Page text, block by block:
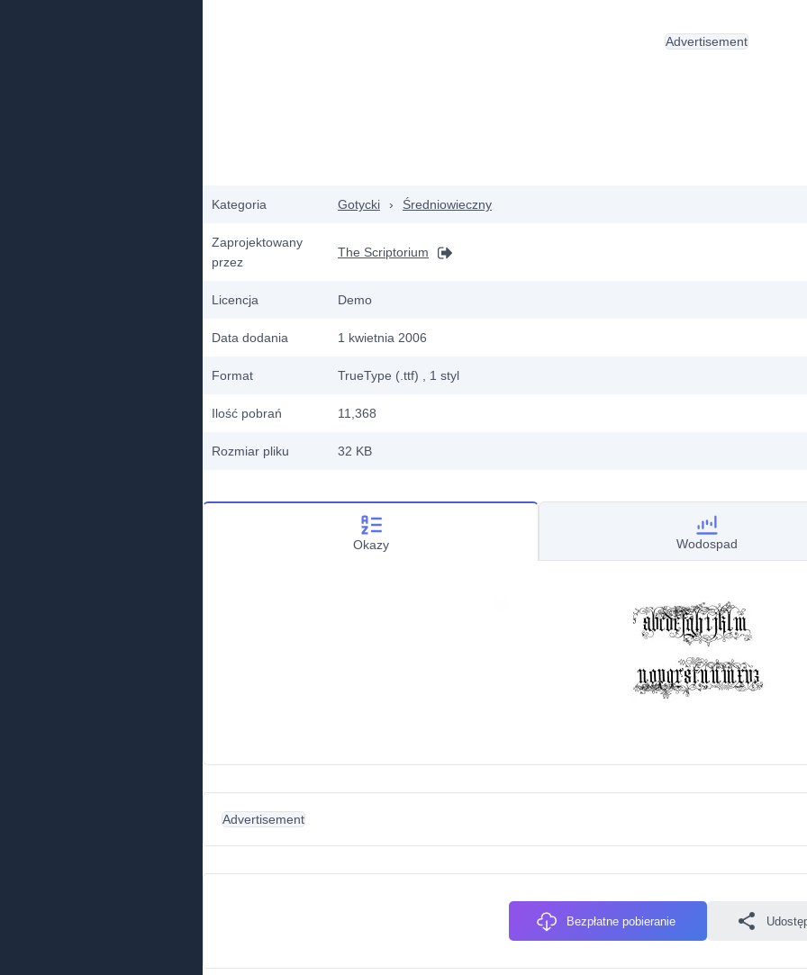
Kategoria Gotycki › Średniowieczny
Zaprojektowany
przez
The Scriptorium
Licencja Demo
Data dodania 1 kwietnia 2006
Format TrueType (.ttf) , 1 styl
Ilość pobrań 11,368
Rozmiar pliku 32 KB
Advertisement
Okazy Wodospad
Advertisement
Bezpłatne pobieranie